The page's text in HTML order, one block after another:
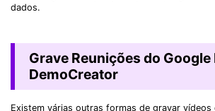
dados.
Grave Reunições do
DemoCreator
Existem várias outras formas de gravar vídeos